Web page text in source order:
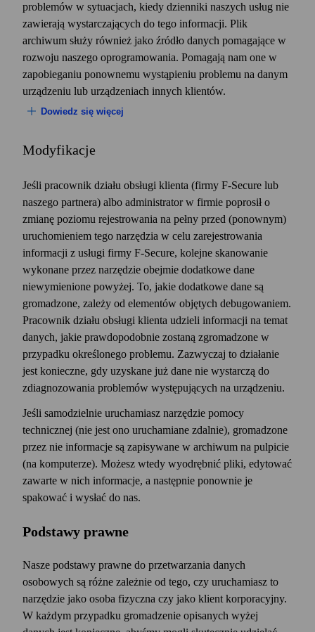
problemów w sytuacjach, kiedy dzienniki naszych usług nie
zawierają wystarczających do tego informacji. Plik
archiwum służy również jako źródło danych pomagające w
rozwoju naszego oprogramowania. Pomagają nam one w
zapobieganiu ponownemu wystąpieniu problemu na danym
urządzeniu lub urządzeniach innych klientów.
Dowiedz się więcej
prywatności związanych z usługami i interakcjami
osobowych gromadzonych przez poszczególne usługi
lub przetwarzanych w ramach takich działań.
Oprócz tych celów szczegółowych, do wszystkich
naszych usług mają zastosowanie następujące ogólne
cele wykorzystywania danych osobowych:
Obsługa świadczenia usług.Aby świadczyć
użytkownikom usługi, przetwarzamy dane w
następujących celach:
Wędrówka klienta.Identyfikowanie
autoryzowanych użytkowników,
przetwarzanie i śledzenie transakcji,
administrowanie kontem, dostarczanie
Dostarczanie, naprawianie i polepszanie.
Dostarczanie, obsługa i rozwijanie naszych
usług oraz witryn internetowych, a także
świadczenie pomocy dotyczącej tych usług.
używania naszych usług, co umożliwia nam
użytkownika z klientami i przesyłanie
użytkownikowi odpowiednich wiadomości.
Komunikacja.Wysyłanie użytkownikowi
informacji związanych z usługami,
Modyfikacje
Jeśli pracownik działu obsługi klienta (firmy F‑Secure lub
naszego partnera) albo administrator w firmie poprosił o
zmianę poziomu rejestrowania na pełny przed (ponownym)
uruchomieniem tego narzędzia w celu zarejestrowania
informacji z usługi firmy F‑Secure, kolejne skanowanie
wykonane przez narzędzie obejmie dodatkowe dane
niewymienione powyżej. To, jakie dodatkowe dane są
gromadzone, zależy od elementów objętych debugowaniem.
Pracownik działu obsługi klienta udzieli informacji na temat
danych, jakie prawdopodobnie zostaną zgromadzone w
przypadku określonego problemu. Zazwyczaj to działanie
jest konieczne, gdy uzyskane już dane nie wystarczą do
zdiagnozowania problemów występujących na urządzeniu.
Jeśli samodzielnie uruchamiasz narzędzie pomocy
technicznej (nie jest ono uruchamiane zdalnie), gromadzone
przez nie informacje są zapisywane w archiwum na pulpicie
(na komputerze). Możesz wtedy wyodrębnić pliki, edytować
zawarte w nich informacje, a następnie ponownie je
spakować i wysłać do nas.
Podstawy prawne
Nasze podstawy prawne do przetwarzania danych
osobowych są różne zależnie od tego, czy uruchamiasz to
narzędzie jako osoba fizyczna czy jako klient korporacyjny.
W każdym przypadku gromadzenie opisanych wyżej